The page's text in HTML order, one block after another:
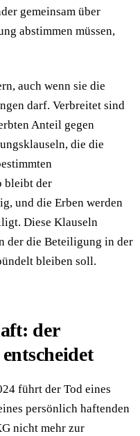
gemeinsam über
abstimmen müssen,
auch wenn sie die
darf. Verbreitet sind
Anteil gegen
die die
bleibt der
und die Erben werden
Diese Klauseln
der die Beteiligung in der
bleiben soll.
der
führt der Tod eines
persönlich haftenden
nicht mehr zur